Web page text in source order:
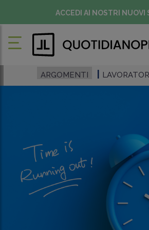
ACCEDI AI NOSTRI NUOVI
ARGOMENTI